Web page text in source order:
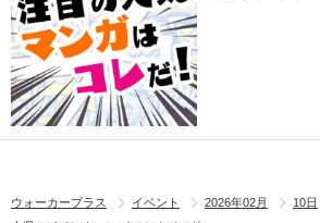
ウォーカープラス イベント 2026年02月 10日